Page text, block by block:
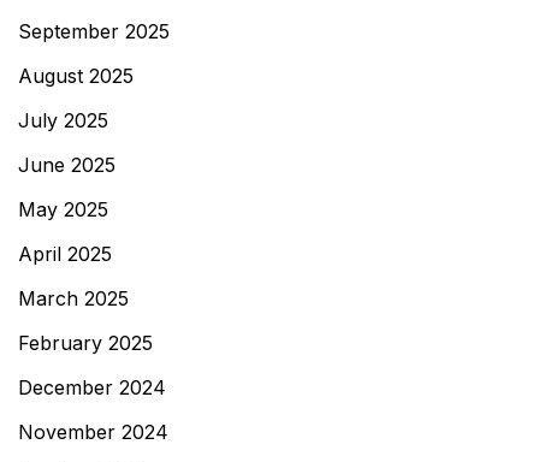
September 2025
August 2025
July 2025
June 2025
May 2025
April 2025
March 2025
February 2025
December 2024
November 2024